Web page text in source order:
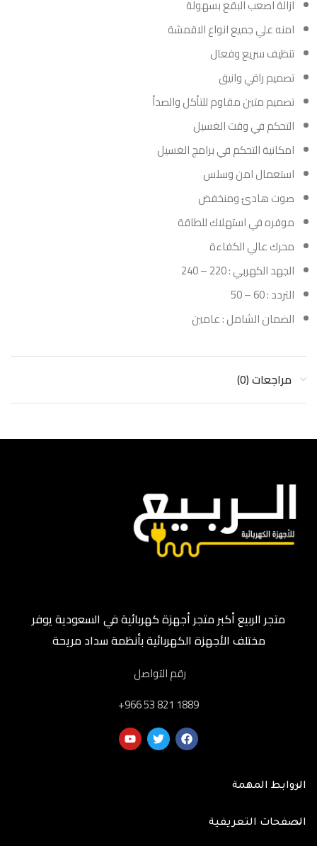
ازالة اصعب البقع بسهولة
امنه علي جميع انواع الاقمشة
تنظيف سريع وفعال
تصميم راقي وانيق
تصميم متين مقاوم للتأكل والصدأ
التحكم في وقت الغسيل
امكانية التحكم في برامج الغسيل
استعمال امن وسلس
صوت هادئ ومنخفض
موفره في استهلاك للطاقة
محرك عالي الكفاءة
الجهد الكهربي : 220 – 240
التردد : 60 – 50
الضمان الشامل : عامين
مراجعات (0)
متجر الربيع أكبر متجر أجهزة كهربائية في السعودية يوفر
مختلف الأجهزة الكهربائية بأنظمة سداد مريحة
رقم التواصل
‎+966 53 821 1889
الروابط المهمة
الصفحات التعريفية